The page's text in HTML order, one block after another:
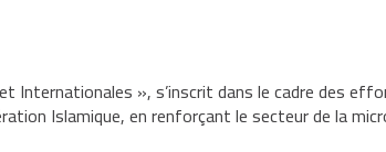
Internationales », s’inscrit dans le cadre des
Islamique, en renforçant le secteur de la